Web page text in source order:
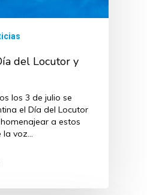
del Locutor y
los 3 de julio se
el Día del Locutor
a estos
la voz…